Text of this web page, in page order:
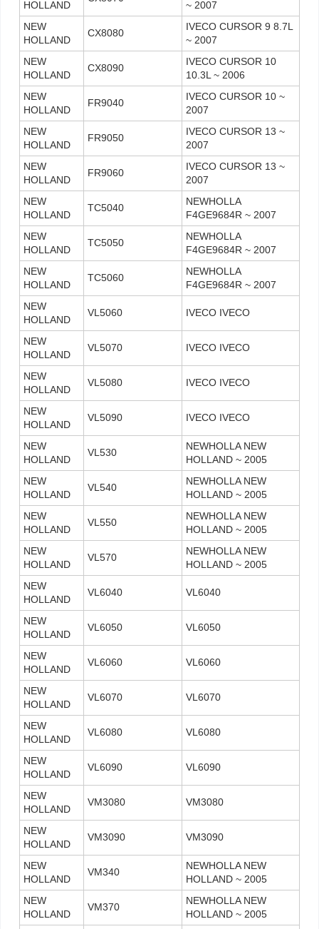
HOLLAND
~ 2007
NEW
HOLLAND
CX8080
IVECO CURSOR 9 8.7L
~ 2007
NEW
HOLLAND
CX8090
IVECO CURSOR 10
10.3L ~ 2006
NEW
HOLLAND
FR9040
IVECO CURSOR 10 ~
2007
NEW
HOLLAND
FR9050
IVECO CURSOR 13 ~
2007
NEW
HOLLAND
FR9060
IVECO CURSOR 13 ~
2007
NEW
HOLLAND
TC5040
NEWHOLLA
F4GE9684R ~ 2007
NEW
HOLLAND
TC5050
NEWHOLLA
F4GE9684R ~ 2007
NEW
HOLLAND
TC5060
NEWHOLLA
F4GE9684R ~ 2007
NEW
HOLLAND
VL5060 IVECO IVECO
NEW
HOLLAND
VL5070 IVECO IVECO
NEW
HOLLAND
VL5080 IVECO IVECO
NEW
HOLLAND
VL5090 IVECO IVECO
NEW
HOLLAND
VL530
NEWHOLLA NEW
HOLLAND ~ 2005
NEW
HOLLAND
VL540
NEWHOLLA NEW
HOLLAND ~ 2005
NEW
HOLLAND
VL550
NEWHOLLA NEW
HOLLAND ~ 2005
NEW
HOLLAND
VL570
NEWHOLLA NEW
HOLLAND ~ 2005
NEW
HOLLAND
VL6040 VL6040
NEW
HOLLAND
VL6050 VL6050
NEW
HOLLAND
VL6060 VL6060
NEW
HOLLAND
VL6070 VL6070
NEW
HOLLAND
VL6080 VL6080
NEW
HOLLAND
VL6090 VL6090
NEW
HOLLAND
VM3080 VM3080
NEW
HOLLAND
VM3090 VM3090
NEW
HOLLAND
VM340
NEWHOLLA NEW
HOLLAND ~ 2005
NEW
HOLLAND
VM370
NEWHOLLA NEW
HOLLAND ~ 2005